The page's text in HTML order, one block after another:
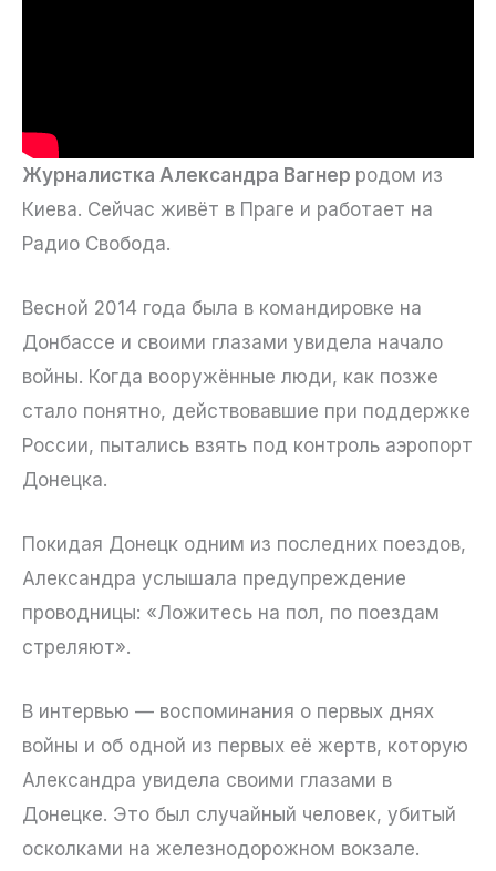
Журналистка Александра Вагнер родом из
Киева. Сейчас живёт в Праге и работает на
Радио Свобода.
Весной 2014 года была в командировке на
Донбассе и своими глазами увидела начало
войны. Когда вооружённые люди, как позже
стало понятно, действовавшие при поддержке
России, пытались взять под контроль аэропорт
Донецка.
Покидая Донецк одним из последних поездов,
Александра услышала предупреждение
проводницы: «Ложитесь на пол, по поездам
стреляют».
В интервью — воспоминания о первых днях
войны и об одной из первых её жертв, которую
Александра увидела своими глазами в
Донецке. Это был случайный человек, убитый
осколками на железнодорожном вокзале.